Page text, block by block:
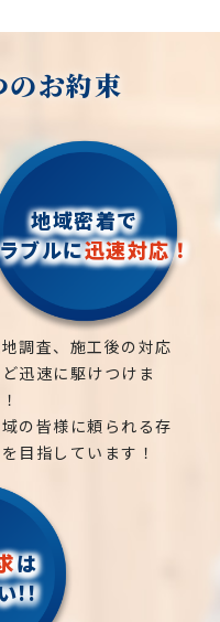
お約束
地域密着で
ブルに迅速対応！
調査、施工後の対応
迅速に駆けつけま
の皆様に頼られる存
目指しています！
は
!!